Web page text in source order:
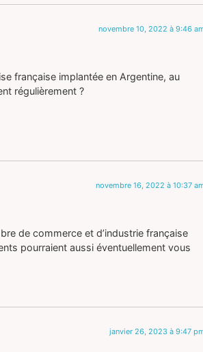
novembre 10, 2022 à 9:46
française implantée en Argentine, au
régulièrement ?
novembre 16, 2022 à 10:37
de commerce et d’industrie française
pourraient aussi éventuellement vous
janvier 26, 2023 à 9:47